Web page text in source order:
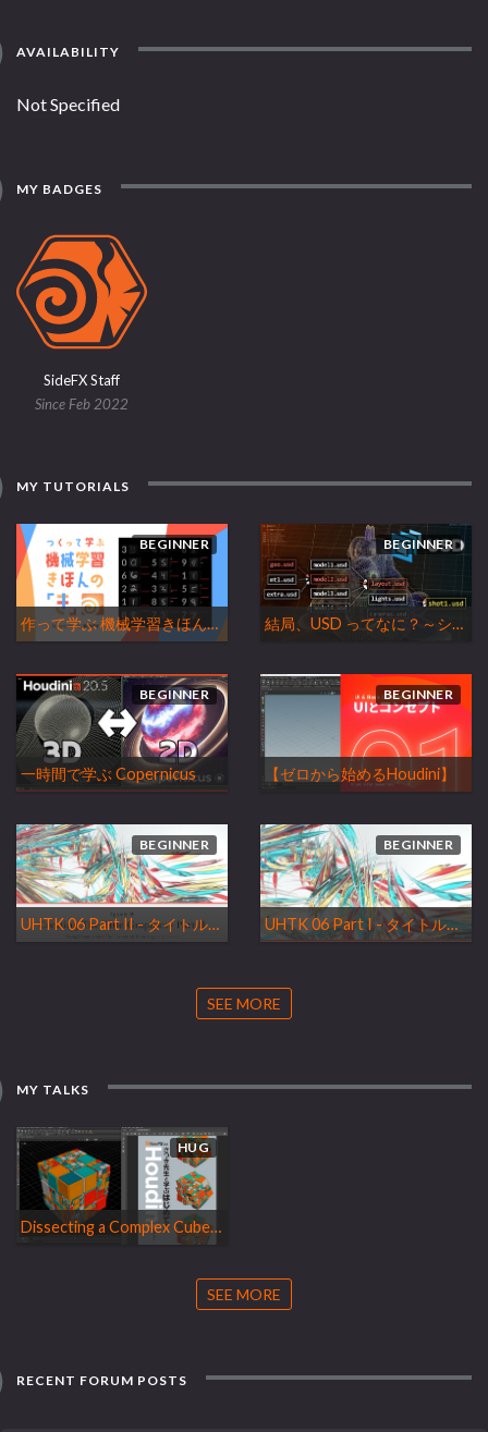
AVAILABILITY
Not Specified
MY BADGES
SideFX Staff
Since Feb 2022
MY TUTORIALS
BEGINNER
作って学ぶ 機械学習きほんの「き」
BEGINNER
結局、USD ってなに？～シーンを要領よく管理するには～
BEGINNER
一時間で学ぶ Copernicus
BEGINNER
【ゼロから始めるHoudini】
BEGINNER
UHTK 06 Part II - タイトルグラフィックを作る 【理論的な知識をもってHoudiniを使う】
BEGINNER
UHTK 06 Part I - タイトルグラフィックを作る 【理論的な知識をもってHoudiniを使う】
SEE MORE
MY TALKS
HUG
Dissecting a Complex Cube Rig | Tokyo
SEE MORE
RECENT FORUM POSTS